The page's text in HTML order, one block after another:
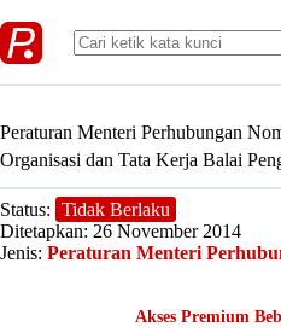
to
content
Peraturan Menteri Perhubungan
Organisasi dan Tata Kerja Balai
Status: Tidak Berlaku
Ditetapkan: 26 November 2014
Jenis: Peraturan Menteri
Akses Premium